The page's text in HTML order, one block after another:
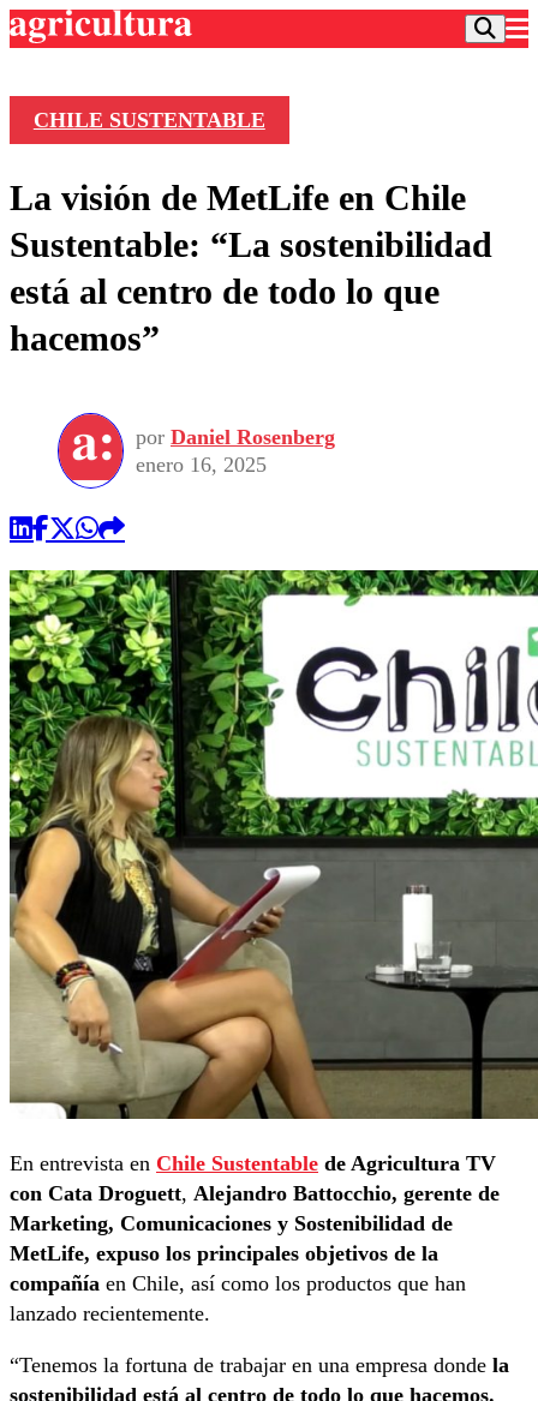
Frecuencias
Agricultura TV
Deportes
Colo Colo
Motor
Torneo Internacional
Torneo Nacional
Entretención
Noticias
Internacional
Nacional
Vida Social
Programas
Comercial
CHILE SUSTENTABLE
La visión de MetLife en Chile
Sustentable: “La sostenibilidad
está al centro de todo lo que
hacemos”
por Daniel Rosenberg
enero 16, 2025
En entrevista en Chile Sustentable de Agricultura TV
con Cata Droguett, Alejandro Battocchio, gerente de
Marketing, Comunicaciones y Sostenibilidad de
MetLife, expuso los principales objetivos de la
compañía en Chile, así como los productos que han
lanzado recientemente.
“Tenemos la fortuna de trabajar en una empresa donde la
sostenibilidad está al centro de todo lo que hacemos.